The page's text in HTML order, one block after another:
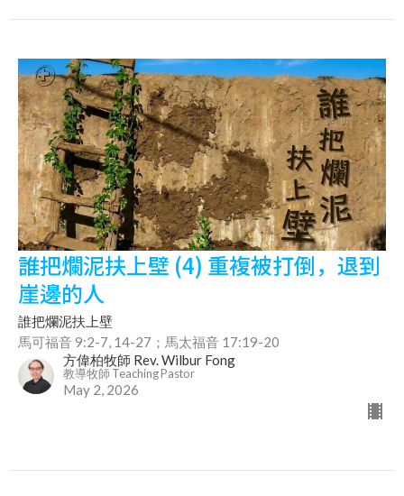
誰把爛泥扶上壁 (4) 重複被打倒，退到
崖邊的人
誰把爛泥扶上壁
馬可福音 9:2-7, 14-27；馬太福音 17:19-20
方偉柏牧師 Rev. Wilbur Fong
教導牧師 Teaching Pastor
May 2, 2026